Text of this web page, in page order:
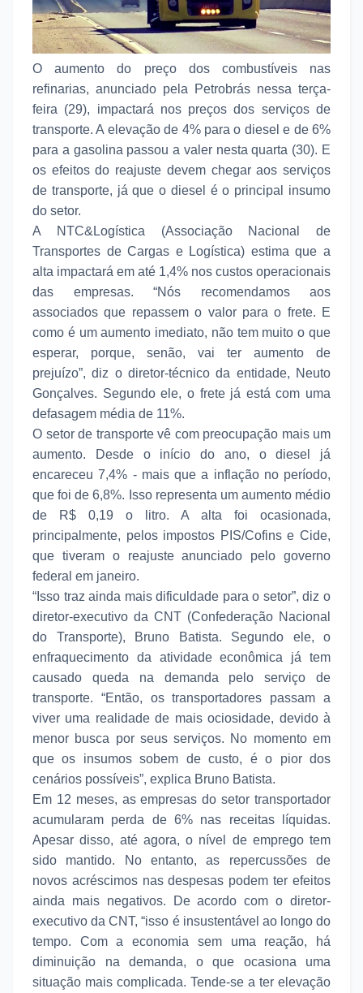
O aumento do preço dos combustíveis nas
refinarias, anunciado pela Petrobrás nessa terça-
feira (29), impactará nos preços dos serviços de
transporte. A elevação de 4% para o diesel e de 6%
para a gasolina passou a valer nesta quarta (30). E
os efeitos do reajuste devem chegar aos serviços
de transporte, já que o diesel é o principal insumo
do setor.
A NTC&Logística (Associação Nacional de
Transportes de Cargas e Logística) estima que a
alta impactará em até 1,4% nos custos operacionais
das empresas. “Nós recomendamos aos
associados que repassem o valor para o frete. E
como é um aumento imediato, não tem muito o que
esperar, porque, senão, vai ter aumento de
prejuízo”, diz o diretor-técnico da entidade, Neuto
Gonçalves. Segundo ele, o frete já está com uma
defasagem média de 11%.
O setor de transporte vê com preocupação mais um
aumento. Desde o início do ano, o diesel já
encareceu 7,4% - mais que a inflação no período,
que foi de 6,8%. Isso representa um aumento médio
de R$ 0,19 o litro. A alta foi ocasionada,
principalmente, pelos impostos PIS/Cofins e Cide,
que tiveram o reajuste anunciado pelo governo
federal em janeiro.
“Isso traz ainda mais dificuldade para o setor”, diz o
diretor-executivo da CNT (Confederação Nacional
do Transporte), Bruno Batista. Segundo ele, o
enfraquecimento da atividade econômica já tem
causado queda na demanda pelo serviço de
transporte. “Então, os transportadores passam a
viver uma realidade de mais ociosidade, devido à
menor busca por seus serviços. No momento em
que os insumos sobem de custo, é o pior dos
cenários possíveis”, explica Bruno Batista.
Em 12 meses, as empresas do setor transportador
acumularam perda de 6% nas receitas líquidas.
Apesar disso, até agora, o nível de emprego tem
sido mantido. No entanto, as repercussões de
novos acréscimos nas despesas podem ter efeitos
ainda mais negativos. De acordo com o diretor-
executivo da CNT, “isso é insustentável ao longo do
tempo. Com a economia sem uma reação, há
diminuição na demanda, o que ocasiona uma
situação mais complicada. Tende-se a ter elevação